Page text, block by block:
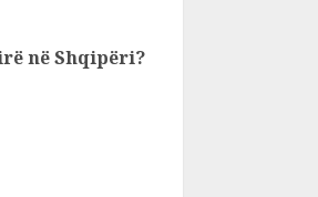
në Shqipëri?